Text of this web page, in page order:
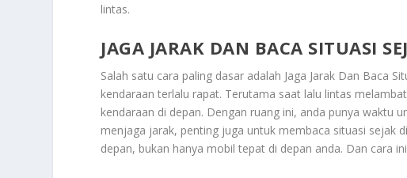
lintas.
JAGA JARAK DAN BACA SITUASI
Salah satu cara paling dasar adalah Jaga Jarak Dan Baca
kendaraan terlalu rapat. Terutama saat lalu lintas
kendaraan di depan. Dengan ruang ini, anda punya waktu
menjaga jarak, penting juga untuk membaca situasi sejak
depan, bukan hanya mobil tepat di depan anda. Dan cara